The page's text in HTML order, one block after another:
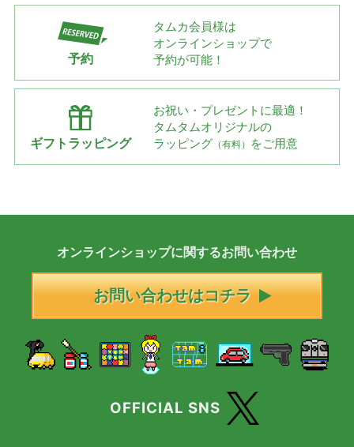
予約
タムカ会員様は
オンラインショップで
予約が可能！
ギフトラッピング
お祝い・プレゼントに最適！
タムタムオリジナルの
ラッピング （有料） をご用意
オンラインショップに関するお問い合わせ
お問い合わせはコチラ
OFFICIAL SNS